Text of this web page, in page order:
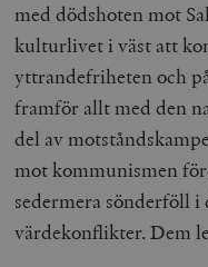
med dödshoten mot
kulturlivet i väst att
yttrandefriheten och
framför allt med den
del av
mot kommunismen
sedermera sönderföll
värdekonflikter. Dem